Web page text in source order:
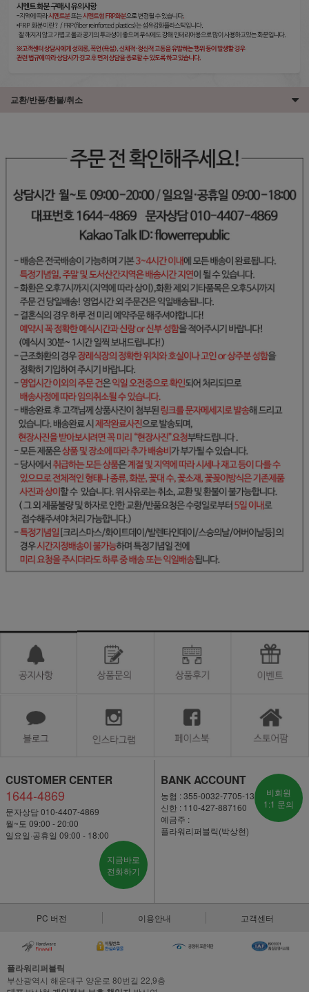
교환/반품/환불/취소
CUSTOMER CENTER
1644-4869
문자상담 010-4407-4869
월~토 09:00 - 20:00
일요일·공휴일 09:00 - 18:00
지금바로
전화하기
BANK ACCOUNT
농협 : 355-0032-7705-13
신한 : 110-427-887160
예금주 :
플라워리퍼블릭(박상현)
비회원
1:1 문의
PC 버전 이용안내 고객센터
플라워리퍼블릭
부산광역시 해운대구 양운로 80번길 22,9층